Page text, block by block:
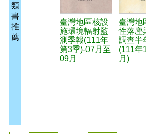
類
書
推
薦
臺灣地區核設
施環境輻射監
測季報(111年
第3季)-07月至
09月
臺灣地
性落塵
調查半
(111年
月)